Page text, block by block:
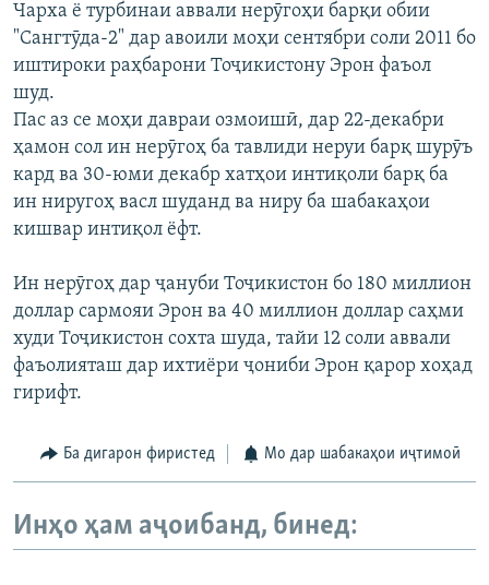
Чарха ё турбинаи аввали нерӯгоҳи барқи обии
"Сангтӯда-2" дар авоили моҳи сентябри соли 2011 бо
иштироки раҳбарони Тоҷикистону Эрон фаъол
шуд.
Пас аз се моҳи давраи озмоишӣ, дар 22-декабри
ҳамон сол ин нерӯгоҳ ба тавлиди неруи барқ шурӯъ
кард ва 30-юми декабр хатҳои интиқоли барқ ба
ин ниругоҳ васл шуданд ва ниру ба шабакаҳои
кишвар интиқол ёфт.
Ин нерӯгоҳ дар ҷануби Тоҷикистон бо 180 миллион
доллар сармояи Эрон ва 40 миллион доллар саҳми
худи Тоҷикистон сохта шуда, тайи 12 соли аввали
фаъолияташ дар ихтиёри ҷониби Эрон қарор хоҳад
гирифт.
Ба дигарон фиристед Мо дар шабакаҳои иҷтимоӣ
Инҳо ҳам аҷоибанд, бинед: